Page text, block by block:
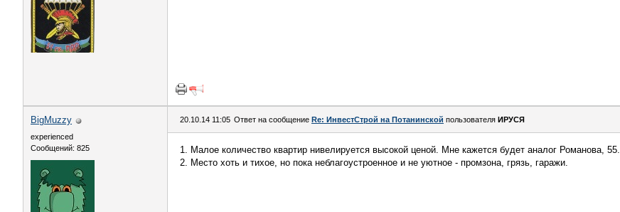
BigMuzzy
experienced
Сообщений: 825
20.10.14 11:05 Ответ на сообщение Re: ИнвестСтрой на Потанинской пользователя ИРУСЯ
1. Малое количество квартир нивелируется высокой ценой. Мне кажется будет аналог Романова, 55.
2. Место хоть и тихое, но пока неблагоустроенное и не уютное - промзона, грязь, гаражи.